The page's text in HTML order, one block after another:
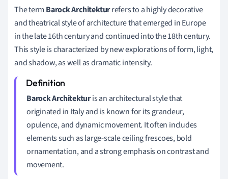
The term Barock Architekturrefers to a highly decorative
and theatrical style of architecture that emerged in Europe
in the late 16th century and continued into the 18th century.
This style is characterized by new explorations of form, light,
and shadow, as well as dramatic intensity.
Barock Architekturis an architectural style that
originated in Italy and is known for its grandeur,
opulence, and dynamic movement. It often includes
elements such as large-scale ceiling frescoes, bold
ornamentation, and a strong emphasis on contrast and
movement.